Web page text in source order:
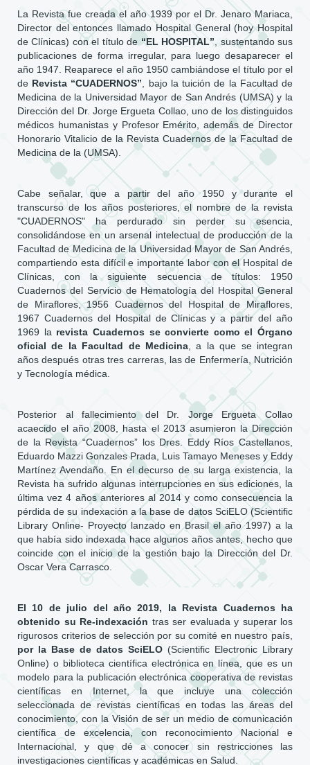
La Revista fue creada el año 1939 por el Dr. Jenaro Mariaca,
Director del entonces llamado Hospital General (hoy Hospital
de Clínicas) con el título de “EL HOSPITAL”, sustentando sus
publicaciones de forma irregular, para luego desaparecer el
año 1947. Reaparece el año 1950 cambiándose el título por el
de Revista “CUADERNOS” , bajo la tuición de la Facultad de
Medicina de la Universidad Mayor de San Andrés (UMSA) y la
Dirección del Dr. Jorge Ergueta Collao, uno de los distinguidos
médicos humanistas y Profesor Emérito, además de Director
Honorario Vitalicio de la Revista Cuadernos de la Facultad de
Medicina de la (UMSA).
Cabe señalar, que a partir del año 1950 y durante el
transcurso de los años posteriores, el nombre de la revista
"CUADERNOS" ha perdurado sin perder su esencia,
consolidándose en un arsenal intelectual de producción de la
Facultad de Medicina de la Universidad Mayor de San Andrés,
compartiendo esta difícil e importante labor con el Hospital de
Clínicas, con la siguiente secuencia de títulos: 1950
Cuadernos del Servicio de Hematología del Hospital General
de Miraflores, 1956 Cuadernos del Hospital de Miraflores,
1967 Cuadernos del Hospital de Clínicas y a partir del año
1969 la revista Cuadernos se convierte como el Órgano
oficial de la Facultad de Medicina , a la que se integran
años después otras tres carreras, las de Enfermería, Nutrición
y Tecnología médica.
Posterior al fallecimiento del Dr. Jorge Ergueta Collao
acaecido el año 2008, hasta el 2013 asumieron la Dirección
de la Revista “Cuadernos” los Dres. Eddy Ríos Castellanos,
Eduardo Mazzi Gonzales Prada, Luis Tamayo Meneses y Eddy
Martínez Avendaño. En el decurso de su larga existencia, la
Revista ha sufrido algunas interrupciones en sus ediciones, la
última vez 4 años anteriores al 2014 y como consecuencia la
pérdida de su indexación a la base de datos SciELO (Scientific
Library Online- Proyecto lanzado en Brasil el año 1997) a la
que había sido indexada hace algunos años antes, hecho que
coincide con el inicio de la gestión bajo la Dirección del Dr.
Oscar Vera Carrasco.
El 10 de julio del año 2019, la Revista Cuadernos ha
obtenido su Re-indexación tras ser evaluada y superar los
rigurosos criterios de selección por su comité en nuestro país,
por la Base de datos SciELO (Scientific Electronic Library
Online) o biblioteca científica electrónica en línea, que es un
modelo para la publicación electrónica cooperativa de revistas
científicas en Internet, la que incluye una colección
seleccionada de revistas científicas en todas las áreas del
conocimiento, con la Visión de ser un medio de comunicación
científica de excelencia, con reconocimiento Nacional e
Internacional, y que dé a conocer sin restricciones las
investigaciones científicas y académicas en Salud.